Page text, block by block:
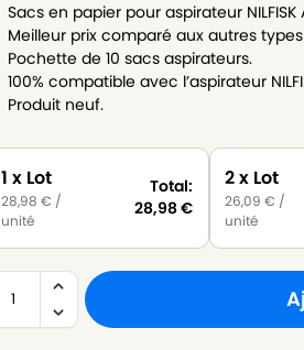
Sacs en papier pour aspirateur NILFISK
Meilleur prix comparé aux autres
Pochette de 10 sacs aspirateurs.
100% compatible avec l’aspirateur
Produit neuf.
1 x Lot
28,98€ /
unité
Total:
28,98€
2 x Lot
26,09€ /
unité